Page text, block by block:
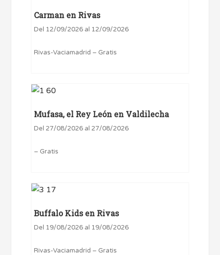
Carman en Rivas
Del 12/09/2026 al 12/09/2026
Rivas-Vaciamadrid – Gratis
Mufasa, el Rey León en Valdilecha
Del 27/08/2026 al 27/08/2026
– Gratis
Buffalo Kids en Rivas
Del 19/08/2026 al 19/08/2026
Rivas-Vaciamadrid – Gratis